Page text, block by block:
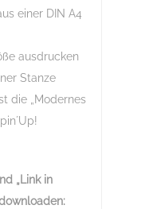
einer DIN A4
ausdrucken
Stanze
die „Modernes
„Link in